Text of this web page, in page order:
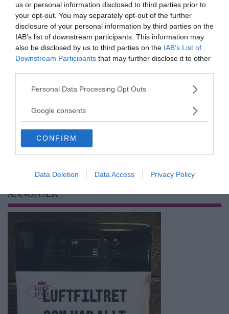
us or personal information disclosed to third parties prior to
your opt-out. You may separately opt-out of the further
disclosure of your personal information by third parties on the
IAB’s list of downstream participants. This information may
also be disclosed by us to third parties on the IAB’s List of
Downstream Participants that may further disclose it to other
Please note that this website/app uses one or more Google
not limited to your visit or usage behaviour. You may click to
use your data for below specified purposes in below Google
consent section.
Personal Data Processing Opt Outs
Google consents
CONFIRM
Data Deletion Data Access Privacy Policy
Prenumerera på vårt nyhetsbrev
Få NewsVoice nyhets-mail
ANNONSER